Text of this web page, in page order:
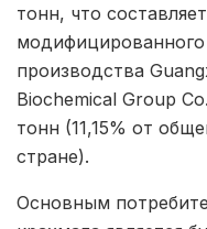
тонн, что
производства
Biochemical Group
тонн (11,15% от
стране).
Основным